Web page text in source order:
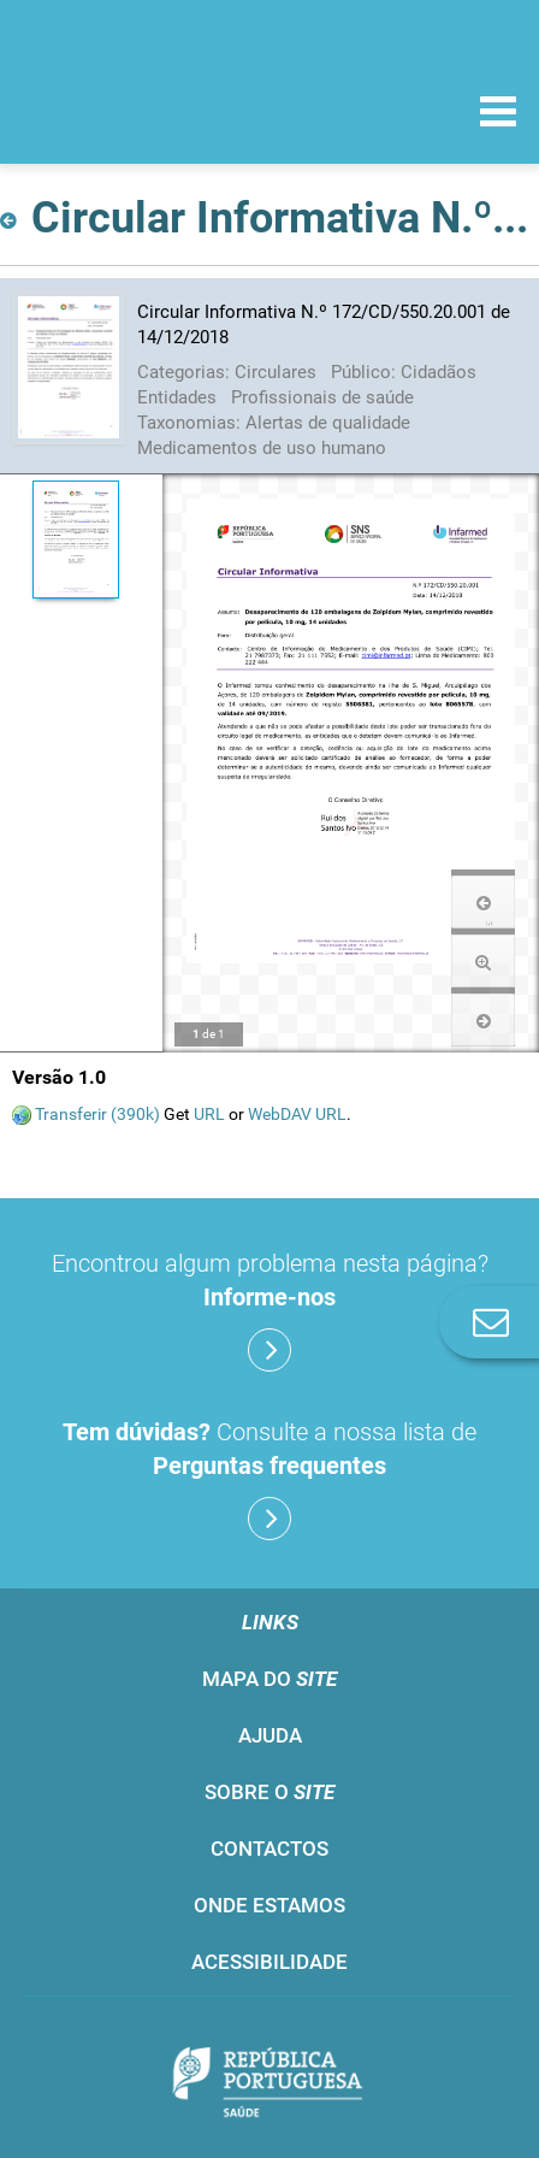
Circular Informativa N.º 172/CD/550.20.001 de 14/12/2018
Circular Informativa N.º 172/CD/550.20.001 de
14/12/2018
Categorias: Circulares Público: Cidadãos
Entidades
Profissionais de saúde
Taxonomias: Alertas de qualidade
Medicamentos de uso humano
1 de 1
Versão 1.0
Transferir (390k) Get URL orWebDAV URL .
Encontrou algum problema nesta página?
Informe-nos
Tem dúvidas? Consulte a nossa lista de
Perguntas frequentes
LINKS
MAPA DO SITE
AJUDA
SOBRE O SITE
CONTACTOS
ONDE ESTAMOS
ACESSIBILIDADE